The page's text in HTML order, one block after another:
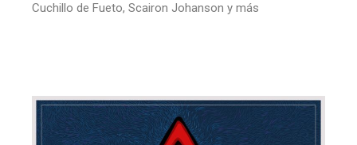
Cuchillo de Fueto, Scairon Johanson y más